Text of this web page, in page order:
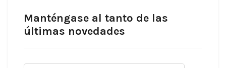
Manténgase al tanto de las
últimas novedades